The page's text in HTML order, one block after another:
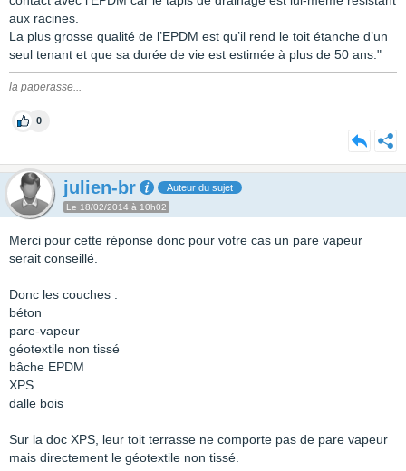
aux racines.
La plus grosse qualité de l’EPDM est qu’il rend le toit étanche d’un
seul tenant et que sa durée de vie est estimée à plus de 50 ans."
la paperasse...
0
julien-br Auteur du sujet
Le 18/02/2014 à 10h02
Merci pour cette réponse donc pour votre cas un pare vapeur
serait conseillé.
Donc les couches :
béton
pare-vapeur
géotextile non tissé
bâche EPDM
XPS
dalle bois
Sur la doc XPS, leur toit terrasse ne comporte pas de pare vapeur
mais directement le géotextile non tissé.